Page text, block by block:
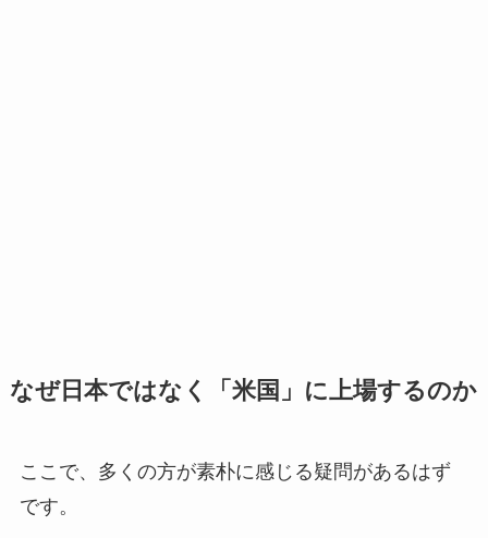
なぜ日本ではなく「米国」に上場するのか
ここで、多くの方が素朴に感じる疑問があるはず
です。